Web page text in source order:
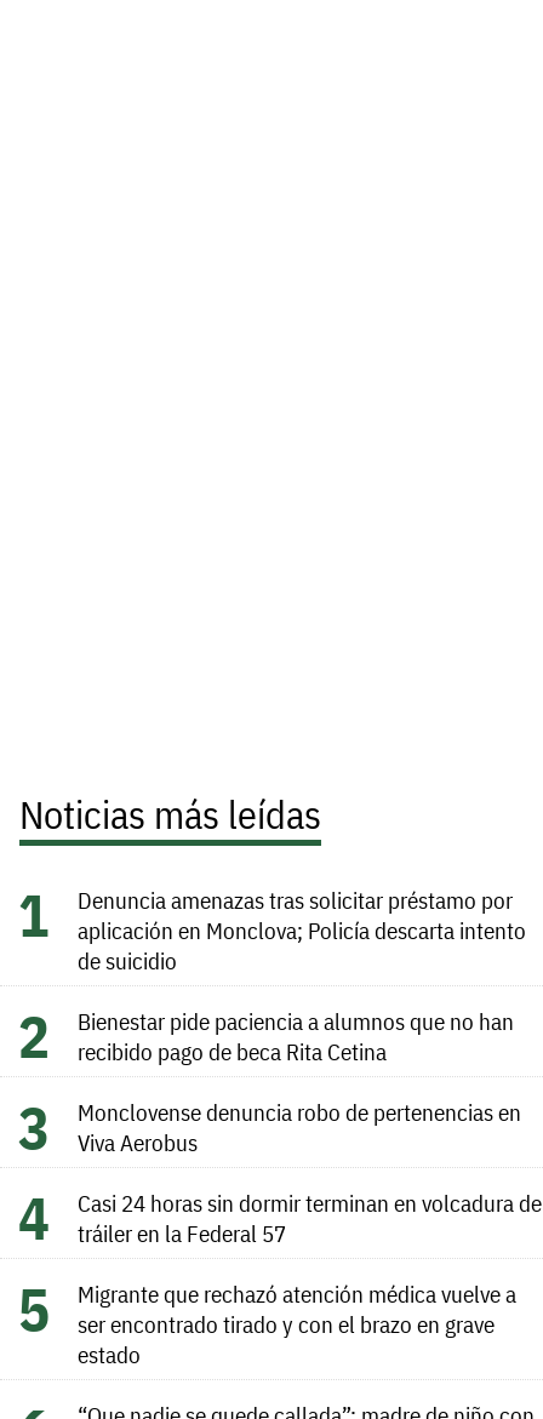
Noticias más leídas
Denuncia amenazas tras solicitar préstamo por
aplicación en Monclova; Policía descarta intento
de suicidio
Bienestar pide paciencia a alumnos que no han
recibido pago de beca Rita Cetina
Monclovense denuncia robo de pertenencias en
Viva Aerobus
Casi 24 horas sin dormir terminan en volcadura de
tráiler en la Federal 57
Migrante que rechazó atención médica vuelve a
ser encontrado tirado y con el brazo en grave
estado